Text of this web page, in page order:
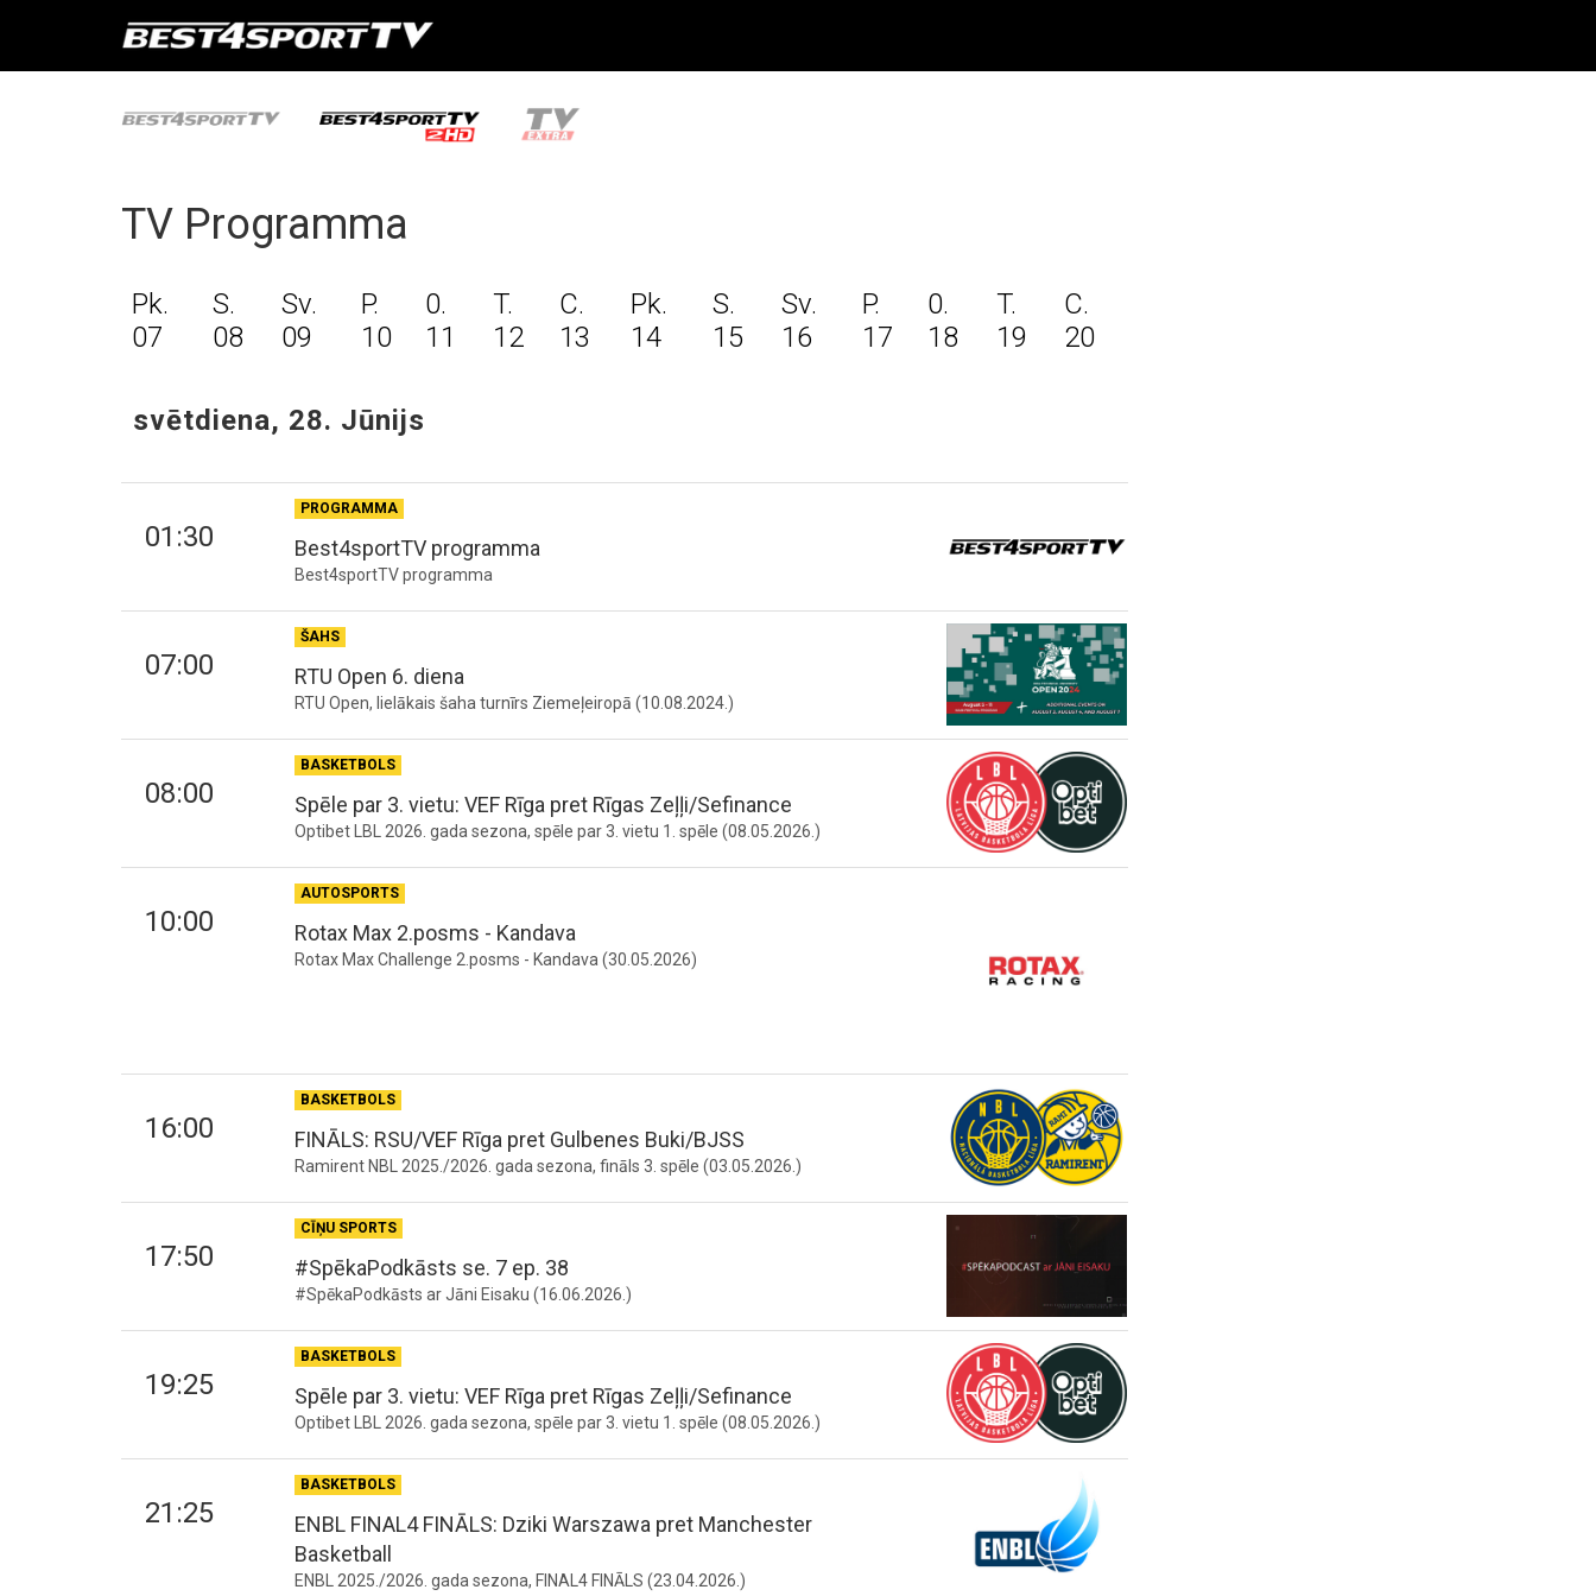
TV Programma
Pk.
07
S.
08
Sv.
09
P.
10
0.
11
T.
12
C.
13
Pk.
14
S.
15
Sv.
16
P.
17
0.
18
T.
19
C.
20
svētdiena, 28. Jūnijs
01:30
PROGRAMMA
Best4sportTV programma
Best4sportTV programma
07:00
ŠAHS
RTU Open 6. diena
RTU Open, lielākais šaha turnīrs Ziemeļeiropā (10.08.2024.)
08:00
BASKETBOLS
Spēle par 3. vietu: VEF Rīga pret Rīgas Zeļļi/Sefinance
Optibet LBL 2026. gada sezona, spēle par 3. vietu 1. spēle (08.05.2026.)
10:00
AUTOSPORTS
Rotax Max 2.posms - Kandava
Rotax Max Challenge 2.posms - Kandava (30.05.2026)
16:00
BASKETBOLS
FINĀLS: RSU/VEF Rīga pret Gulbenes Buki/BJSS
Ramirent NBL 2025./2026. gada sezona, fināls 3. spēle (03.05.2026.)
17:50
CĪŅU SPORTS
#SpēkaPodkāsts se. 7 ep. 38
#SpēkaPodkāsts ar Jāni Eisaku (16.06.2026.)
19:25
BASKETBOLS
Spēle par 3. vietu: VEF Rīga pret Rīgas Zeļļi/Sefinance
Optibet LBL 2026. gada sezona, spēle par 3. vietu 1. spēle (08.05.2026.)
21:25
BASKETBOLS
ENBL FINAL4 FINĀLS: Dziki Warszawa pret Manchester
Basketball
ENBL 2025./2026. gada sezona, FINAL4 FINĀLS (23.04.2026.)